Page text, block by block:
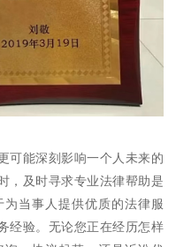
可能深刻影响一个人未来的
，及时寻求专业法律帮助是
当事人提供优质的法律服
经验。无论您正在经历怎样